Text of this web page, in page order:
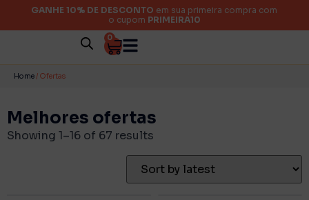
GANHE 10% DE DESCONTO em sua primeira compra com
o cupom PRIMEIRA10
0
Home / Ofertas
Melhores ofertas
Showing 1–16 of 67 results